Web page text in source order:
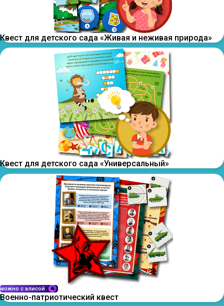
Квест для детского сада «Живая и неживая природа»
Квест для детского сада «Универсальный»
можно с алисой
Военно-патриотический квест